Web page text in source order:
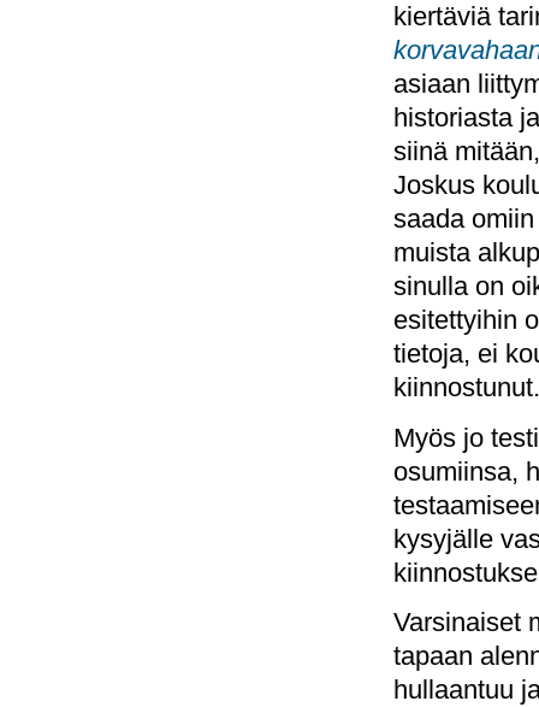
kiertäviä
asiaan
historiasta
siinä
Joskus
saada
muista
sinulla on
esitettyihin
tietoja, ei
kiinnostunut.
Myös jo
osumiinsa,
kysyjälle
Varsinaiset
tapaan
hullaantuu